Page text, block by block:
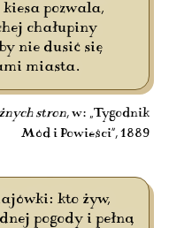
pozwala,
chałupiny
nie dusić się
miasta.
stron, w: „Tygodnik
Mód i Powieści”, 1889
kto żyw,
pogody i pełną